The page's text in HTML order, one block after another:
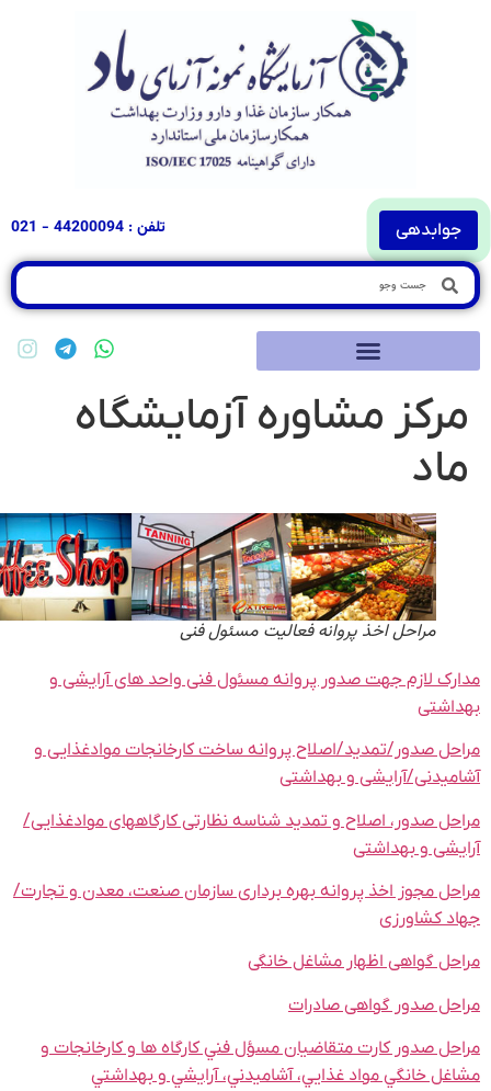
تلفن : 44200094 - 021
مشاوره آزمایشگاه
مراحل اخذ پروانه فعالیت مسئول فنی
لازم جهت صدور پروانه مسئول فنی واحد های آرایشی و
صدور/تمدید/اصلاح پروانه ساخت کارخانجات موادغذایی و
آرایشی و بهداشتی
صدور، اصلاح و تمدید شناسه نظارتی کارگاههای موادغذایی/
و بهداشتی
مجوز اخذ پروانه بهره برداری سازمان صنعت، معدن و تجارت/
کشاورزی
گواهی اظهار مشاغل خانگی
صدور گواهی صادرات
صدور کارت متقاضیان مسؤل فني کارگاه ها و کارخانجات و
خانگي مواد غذايي، آشامیدني، آرايشي و بهداشتي